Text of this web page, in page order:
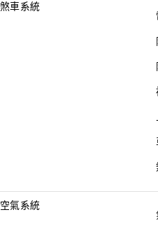
煞車系統
空氣系統